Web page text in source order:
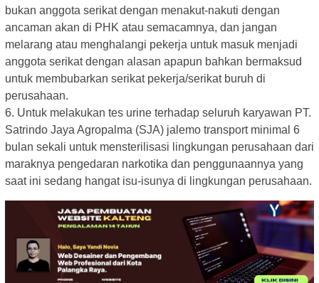
bukan anggota serikat dengan menakut-nakuti dengan
ancaman akan di PHK atau semacamnya, dan jangan
melarang atau menghalangi pekerja untuk masuk menjadi
anggota serikat dengan alasan apapun bahkan bermaksud
untuk membubarkan serikat pekerja/serikat buruh di
perusahaan.
6. Untuk melakukan tes urine terhadap seluruh karyawan PT.
Satrindo Jaya Agropalma (SJA) jalemo transport minimal 6
bulan sekali untuk mensterilisasi lingkungan perusahaan dari
maraknya pengedaran narkotika dan penggunaannya yang
saat ini sedang hangat isu-isunya di lingkungan perusahaan.